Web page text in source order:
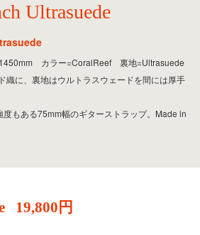
Ultrasuede
カラー=CoralReef 裏地=Ultrasuede
織に、裏地はウルトラスウェードを間には厚手
もある75mm幅のギターストラップ。Made in
19,800円